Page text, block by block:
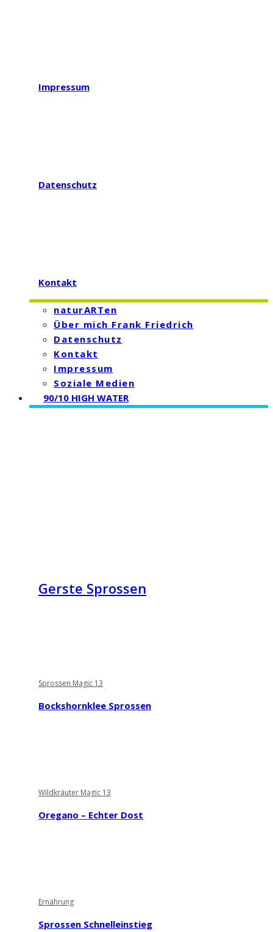
Impressum
Datenschutz
Kontakt
naturARTen
Über mich Frank Friedrich
Datenschutz
Kontakt
Impressum
Soziale Medien
90/10 HIGH WATER
Gerste Sprossen
Sprossen Magic 13
Bockshornklee Sprossen
Wildkräuter Magic 13
Oregano – Echter Dost
Ernährung
Sprossen Schnelleinstieg